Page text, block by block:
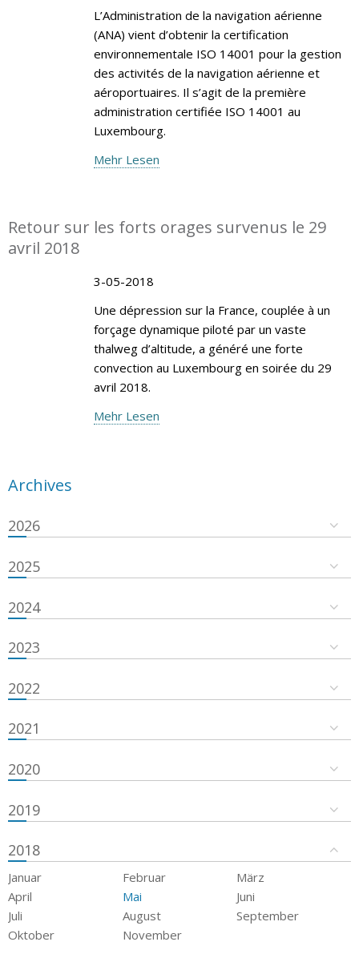
L’Administration de la navigation aérienne
(ANA) vient d’obtenir la certification
environnementale ISO 14001 pour la gestion
des activités de la navigation aérienne et
aéroportuaires. Il s’agit de la première
administration certifiée ISO 14001 au
Luxembourg.
Mehr Lesen
Retour sur les forts orages survenus le 29
avril 2018
3-05-2018
Une dépression sur la France, couplée à un
forçage dynamique piloté par un vaste
thalweg d’altitude, a généré une forte
convection au Luxembourg en soirée du 29
avril 2018.
Mehr Lesen
Archives
2026
2025
2024
2023
2022
2021
2020
2019
2018
Januar Februar
März
April
Mai
Juni
Juli
August
September
Oktober
November